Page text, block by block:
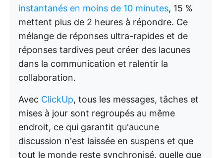
instantanés en moins de 10 minutes, 15 %
mettent plus de 2 heures à répondre. Ce
mélange de réponses ultra-rapides et de
réponses tardives peut créer des lacunes
dans la communication et ralentir la
collaboration.
Avec ClickUp, tous les messages, tâches et
mises à jour sont regroupés au même
endroit, ce qui garantit qu'aucune
discussion n'est laissée en suspens et que
tout le monde reste synchronisé, quelle que